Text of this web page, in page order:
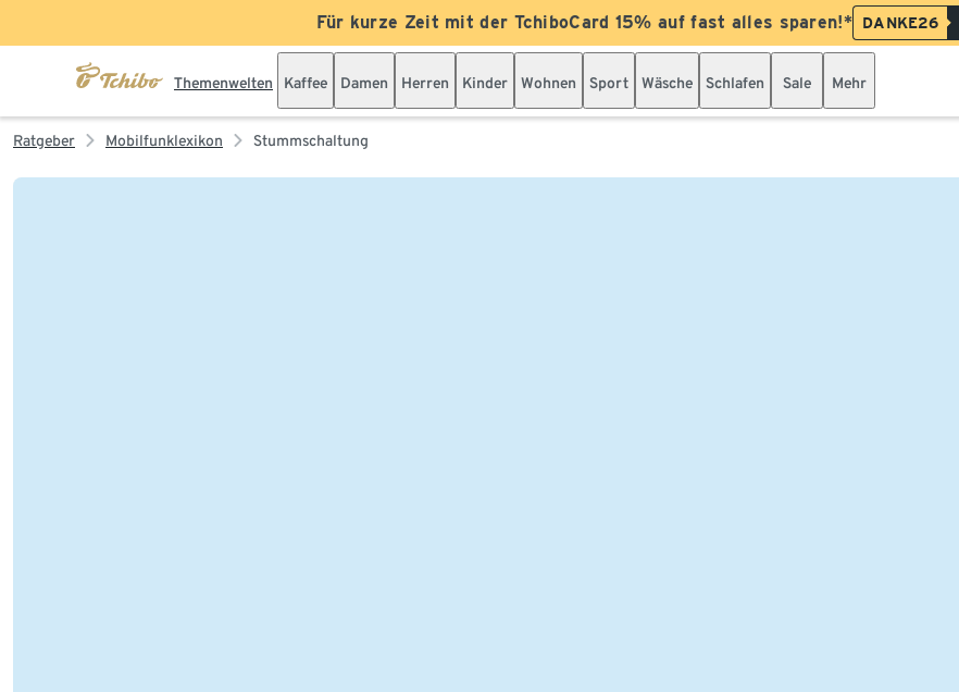
Für kurze Zeit mit der TchiboCard 15% auf fast alles sparen!* DANKE26
Themenwelten Kaffee Damen Herren Kinder Wohnen Sport Wäsche Schlafen Sale Mehr
Ratgeber Mobilfunklexikon Stummschaltung